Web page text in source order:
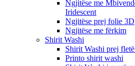
Ngjitëse me
Iridescent
Ngjitëse prej folie 3D
Ngjitëse me fërkim
Shirit Washi
Shirit Washi prej
Printo shirit washi